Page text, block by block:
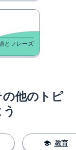
とフレーズ
他のトピ
教育